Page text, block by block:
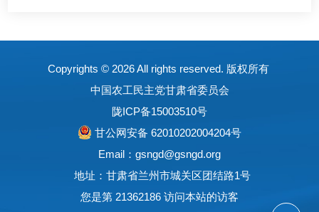
Copyrights © 2026 All rights reserved. 版权所有
中国农工民主党甘肃省委员会
陇ICP备15003510号
甘公网安备 62010202004204号
Email：gsngd@gsngd.org
地址：甘肃省兰州市城关区团结路1号
您是第 21362186 访问本站的访客